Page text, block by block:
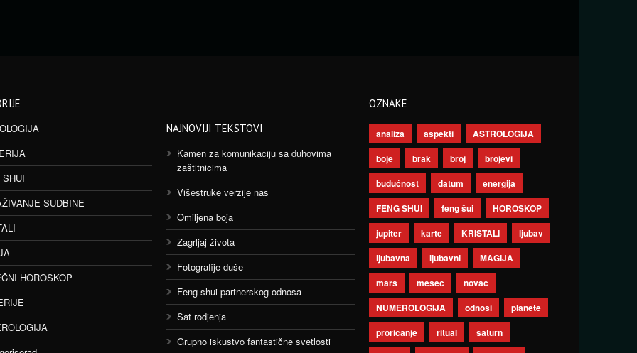
SHUI
SUDBINE
HOROSKOP
NAJNOVIJI TEKSTOVI
Kamen za komunikaciju sa duhovima
zaštitnicima
Višestruke verzije nas
Omiljena boja
Zagrljaj života
Fotografije duše
Feng shui partnerskog odnosa
Sat rodjenja
Grupno iskustvo fantastične svetlosti
OZNAKE
analiza aspekti
ASTROLOGIJA
boje
brak broj
brojevi
budućnost
datum
energija
FENG SHUI
feng šui
HOROSKOP
jupiter
karte KRISTALI
ljubav
ljubavna
ljubavni
MAGIJA
mars
mesec
novac
NUMEROLOGIJA
odnosi
planete
proricanje
ritual
saturn